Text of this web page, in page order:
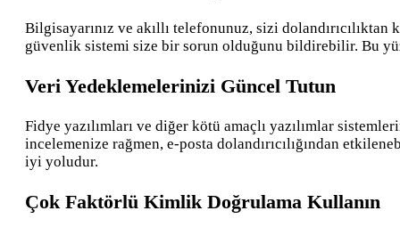
Bilgisayarınız ve akıllı telefonunuz, sizi dolandırıcılıktan
güvenlik sistemi size bir sorun olduğunu bildirebilir. Bu
Veri Yedeklemelerinizi Güncel Tutun
Fidye yazılımları ve diğer kötü amaçlı yazılımlar
incelemenize rağmen, e-posta dolandırıcılığından
iyi yoludur.
Çok Faktörlü Kimlik Doğrulama Kullanın